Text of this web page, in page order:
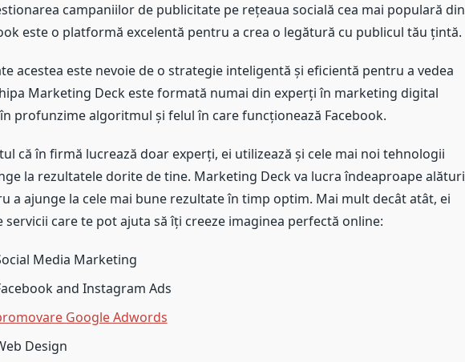
campaniilor de publicitate pe rețeaua socială cea mai populară din
este o platformă excelentă pentru a crea o legătură cu publicul tău țintă.
este nevoie de o strategie inteligentă și eficientă pentru a vedea
Marketing Deck este formată numai din experți în marketing digital
profunzime algoritmul și felul în care funcționează Facebook.
că în firmă lucrează doar experți, ei utilizează și cele mai noi tehnologii
la rezultatele dorite de tine. Marketing Deck va lucra îndeaproape alături
a ajunge la cele mai bune rezultate în timp optim. Mai mult decât atât, ei
servicii care te pot ajuta să îți creeze imaginea perfectă online:
Media Marketing
and Instagram Ads
Google Adwords
Design